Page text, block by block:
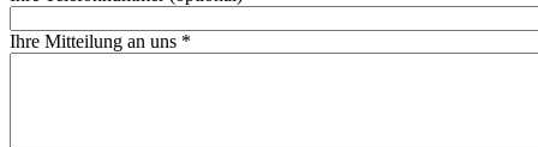
Ihre Mitteilung an uns *